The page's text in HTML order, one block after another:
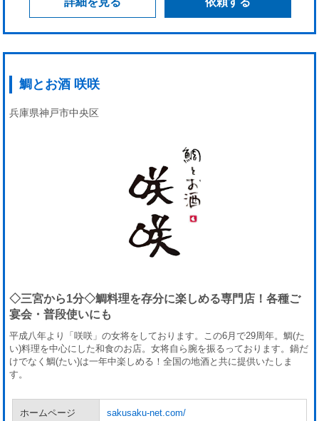
鯛とお酒 咲咲
兵庫県神戸市中央区
◇三宮から1分◇鯛料理を存分に楽しめる専門店！各種ご
宴会・普段使いにも
平成八年より「咲咲」の女将をしております。この6月で29周年。鯛(た
い)料理を中心にした和食のお店。女将自ら腕を振るっております。鍋だ
けでなく鯛(たい)は一年中楽しめる！全国の地酒と共に提供いたしま
す。
ホームページ sakusaku-net.com/